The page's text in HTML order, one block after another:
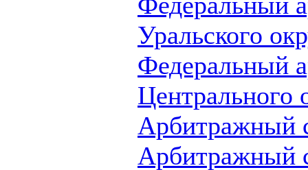
Уральского
Федеральный
Центрального
Арбитражный
Арбитражный